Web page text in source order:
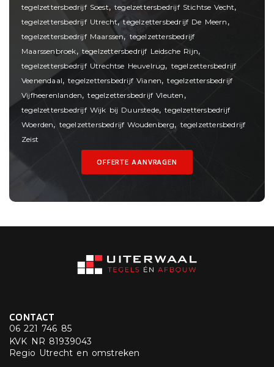
tegelzettersbedrijf Soest,tegelzettersbedrijf Stichtse Vecht,
tegelzettersbedrijf Utrecht,tegelzettersbedrijf De Meern ,
tegelzettersbedrijf Maarssen, tegelzettersbedrijf
Maarssenbroek, tegelzettersbedrijf Leidsche Rijn,
tegelzettersbedrijf Utrechtse Heuvelrug, tegelzettersbedrijf
Veenendaal,tegelzettersbedrijf Vianen,tegelzettersbedrijf
Vijfheerenlanden,tegelzettersbedrijf Vleuten ,
tegelzettersbedrijf Wijk bij Duurstede,tegelzettersbedrijf
Woerden, tegelzettersbedrijf Woudenberg, tegelzettersbedrijf
Zeist
OFFERTE AANVRAGEN
CONTACT
06 221 746 85
KVK NR 81939043
Regio Utrecht en omstreken